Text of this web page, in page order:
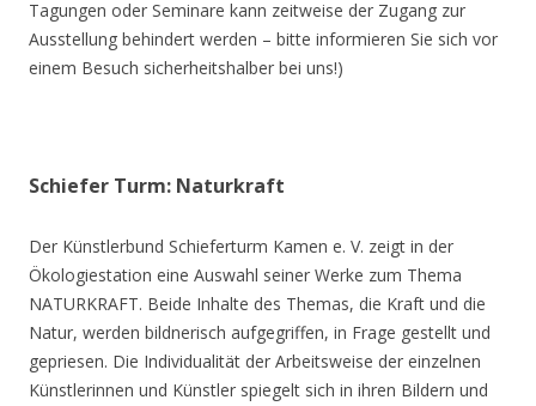
Tagungen oder Seminare kann zeitweise der Zugang zur
Ausstellung behindert werden – bitte informieren Sie sich vor
einem Besuch sicherheitshalber bei uns!)
Schiefer Turm: Naturkraft
Der Künstlerbund Schieferturm Kamen e. V. zeigt in der
Ökologiestation eine Auswahl seiner Werke zum Thema
NATURKRAFT. Beide Inhalte des Themas, die Kraft und die
Natur, werden bildnerisch aufgegriffen, in Frage gestellt und
gepriesen. Die Individualität der Arbeitsweise der einzelnen
Künstlerinnen und Künstler spiegelt sich in ihren Bildern und